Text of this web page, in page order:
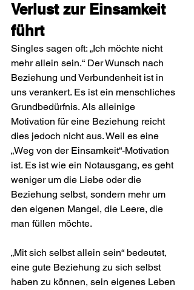
Verlust zur Einsamkeit
führt
Singles sagen oft: „Ich möchte nicht
mehr allein sein.“ Der Wunsch nach
Beziehung und Verbundenheit ist in
uns verankert. Es ist ein menschliches
Grundbedürfnis. Als alleinige
Motivation für eine Beziehung reicht
dies jedoch nicht aus. Weil es eine
„Weg von der Einsamkeit“-Motivation
ist. Es ist wie ein Notausgang, es geht
weniger um die Liebe oder die
Beziehung selbst, sondern mehr um
den eigenen Mangel, die Leere, die
man füllen möchte.
„Mit sich selbst allein sein“ bedeutet,
eine gute Beziehung zu sich selbst
haben zu können, sein eigenes Leben